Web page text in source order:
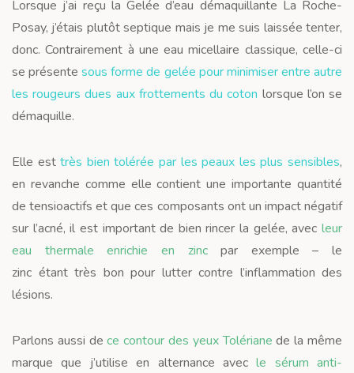
Lorsque j’ai reçu la Gelée d’eau démaquillante La Roche-
Posay, j’étais plutôt septique mais je me suis laissée tenter,
donc. Contrairement à une eau micellaire classique, celle-ci
se présentesous forme de gelée pour minimiser entre autre
les rougeurs dues aux frottements du coton lorsque l’on se
démaquille.
Elle esttrès bien tolérée par les peaux les plus sensibles,
en revanche comme elle contient une importante quantité
de tensioactifs et que ces composants ont un impact négatif
sur l’acné, il est important de bien rincer la gelée, avec leur
eau thermale enrichie en zincpar exemple – le
zinc étant très bon pour lutter contre l’inflammation des
lésions.
Parlons aussi dece contour des yeux Tolériane de la même
marque que j’utilise en alternance avecle sérum anti-